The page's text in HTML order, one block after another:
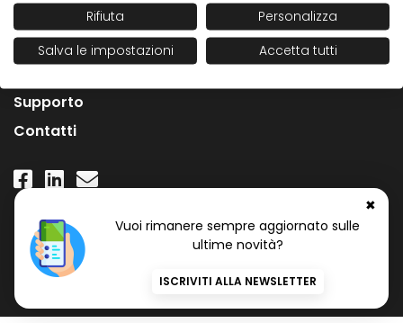
✖
Vuoi rimanere sempre aggiornato sulle
ultime novità?
ISCRIVITI ALLA NEWSLETTER
L'Azienda
Supporto
Contatti
Numero Verde Gratuito
800 97 34 34
Rifiuta
Personalizza
Salva le impostazioni
Accetta tutti